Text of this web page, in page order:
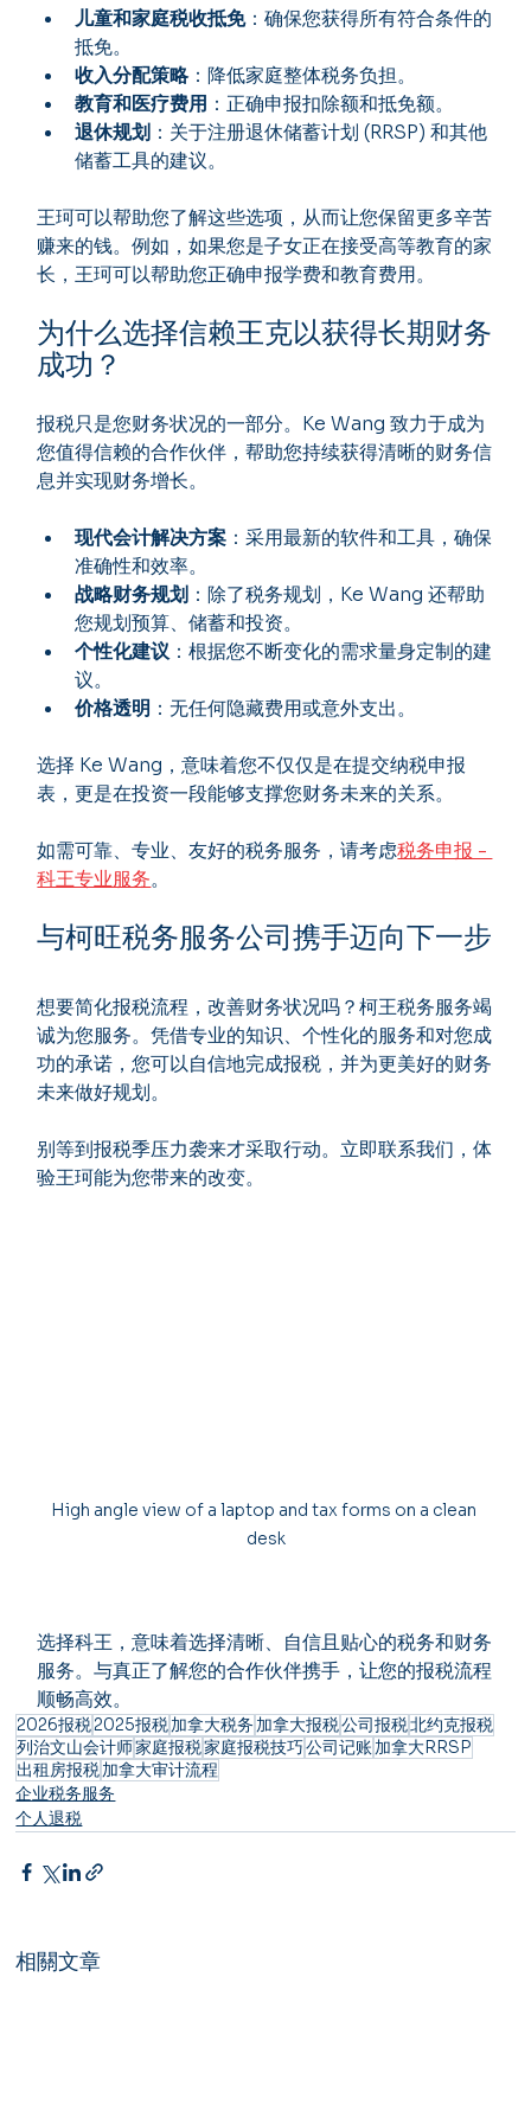
儿童和家庭税收抵免：确保您获得所有符合条件的
抵免。
收入分配策略：降低家庭整体税务负担。
教育和医疗费用 ：正确申报扣除额和抵免额。
退休规划 ：关于注册退休储蓄计划 (RRSP) 和其他
储蓄工具的建议。
王珂可以帮助您了解这些选项，从而让您保留更多辛苦
赚来的钱。例如，如果您是子女正在接受高等教育的家
长，王珂可以帮助您正确申报学费和教育费用。
为什么选择信赖王克以获得长期财务
成功？
报税只是您财务状况的一部分。Ke Wang 致力于成为
您值得信赖的合作伙伴，帮助您持续获得清晰的财务信
息并实现财务增长。
现代会计解决方案 ：采用最新的软件和工具，确保
准确性和效率。
战略财务规划 ：除了税务规划，Ke Wang 还帮助
您规划预算、储蓄和投资。
个性化建议 ：根据您不断变化的需求量身定制的建
议。
价格透明 ：无任何隐藏费用或意外支出。
选择 Ke Wang，意味着您不仅仅是在提交纳税申报
表，更是在投资一段能够支撑您财务未来的关系。
如需可靠、专业、友好的税务服务，请考虑税务申报 -
科王专业服务。
与柯旺税务服务公司携手迈向下一步
想要简化报税流程，改善财务状况吗？柯王税务服务竭
诚为您服务。凭借专业的知识、个性化的服务和对您成
功的承诺，您可以自信地完成报税，并为更美好的财务
未来做好规划。
别等到报税季压力袭来才采取行动。立即联系我们，体
验王珂能为您带来的改变。
High angle view of a laptop and tax forms on a clean
desk
选择科王，意味着选择清晰、自信且贴心的税务和财务
服务。与真正了解您的合作伙伴携手，让您的报税流程
顺畅高效。
2026报税2025报税加拿大税务 加拿大报税公司报税北约克报税
列治文山会计师家庭报税家庭报税技巧公司记账 加拿大RRSP
出租房报税加拿大审计流程
企业税务服务
个人退税
相關文章